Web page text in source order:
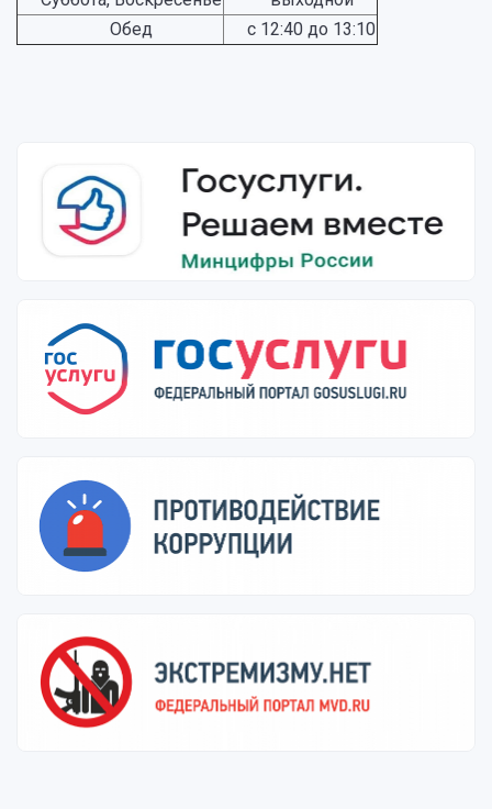
Обед
с 12:40 до 13:10